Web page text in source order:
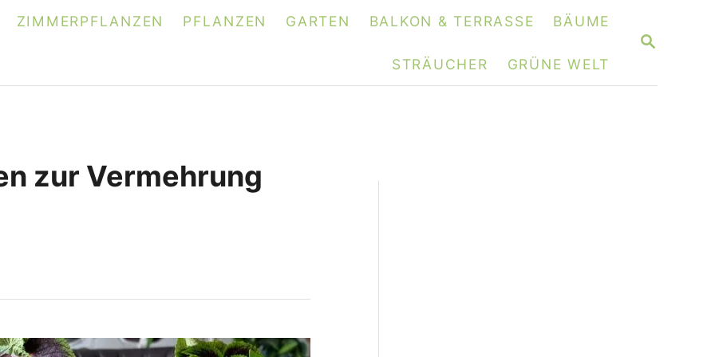
S
R
ZIMMERPFLANZEN PFLANZEN GARTEN BALKON & TERRASSE BÄUME
STRÄUCHER GRÜNE WELT
zur Vermehrung